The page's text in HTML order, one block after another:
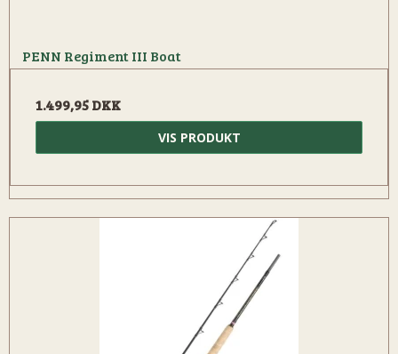
PENN Regiment III Boat
1.499,95 DKK
VIS PRODUKT